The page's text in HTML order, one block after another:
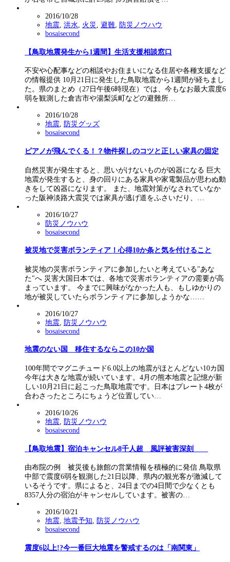
2016/10/28
地震, 洪水, 火災 , 避難, 防災ノウハウ
bosaisecond
【鳥取地震発生から1週間】生活支援相談窓口
不安や心配事などの相談やお住まいになる住居や各種支援など
の情報提供 10月21日に発生した鳥取地震から1週間が経ちまし
た。県のまとめ（27日午後6時現在）では、今もなお最大震度6
弱を観測した倉吉市や湯梨浜町などの避難所…
2016/10/28
地震, 防災グッズ
bosaisecond
ピアノが飛んでくる！？物件探しのコツと正しい家具の固定
自然災害が発生すると、思いがけないものが凶器になる 巨大
地震が発生すると、身の回りにある家具や家電製品が思わぬ動
きをして凶器になります。 また、地震対策がなされていなか
った阪神淡路大震災では家具が逃げ道をふさいだり、…
2016/10/27
防災ノウハウ
bosaisecond
被災地で災害ボランティア！心得10か条と気を付けること
被災地の災害ボランティアに参加したいと考えている"あな
た"へ 災害大国日本では、各地で災害ボランティアの需要が高
まっています。 今までに興味がなかった人も、もしゆかりの
地が被災していたらボランティアに参加しようかな……
2016/10/27
地震
防災ノウハウ
bosaisecond
地震のない国 移住するならこの10か国
100年間でマグニチュード6.0以上の地震がほとんどない10カ国
今年は大きな地震が続いています。4月の熊本地震と記憶が新
しい10月21日に起こった鳥取地震です。日本はプレート4枚が
合わさったところにちょうど位置してい…
2016/10/26
地震, 防災ノウハウ
bosaisecond
【鳥取地震】宿泊キャンセル8千人超 風評被害深刻
由布院の例 被災後も旅館の営業情報を積極的に発信 鳥取県
中部で震度6弱を観測した21日以降、県内の観光客が激減して
いるそうです。県によると、24日までの4日間で少なくとも
8357人分の宿泊がキャンセルしています。被害の…
2016/10/21
地震, 地震予知, 防災ノウハウ
bosaisecond
震度6以上!?今一番巨大地震を警戒するのは「南関東」